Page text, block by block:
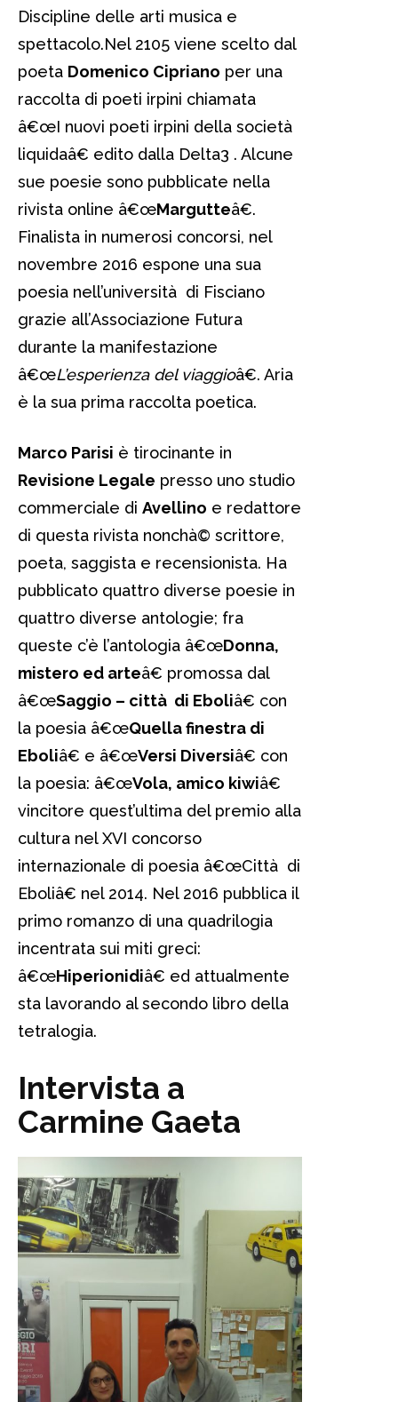
Discipline delle arti musica e
spettacolo.Nel 2105 viene scelto dal
poeta Domenico Cipriano per una
raccolta di poeti irpini chiamata
â€œI nuovi poeti irpini della società
liquidaâ€ edito dalla Delta3 . Alcune
sue poesie sono pubblicate nella
rivista online â€œMargutteâ€.
Finalista in numerosi concorsi, nel
novembre 2016 espone una sua
poesia nell’università di Fisciano
grazie all’Associazione Futura
durante la manifestazione
â€œL’esperienza del viaggioâ€. Aria
è la sua prima raccolta poetica.
Marco Parisi è tirocinante in
Revisione Legale presso uno studio
commerciale di Avellino e redattore
di questa rivista nonchà© scrittore,
poeta, saggista e recensionista. Ha
pubblicato quattro diverse poesie in
quattro diverse antologie; fra
queste c’è l’antologia â€œDonna,
mistero ed arteâ€ promossa dal
â€œSaggio – città di Eboliâ€ con
la poesia â€œQuella finestra di
Eboliâ€ e â€œVersi Diversiâ€ con
la poesia: â€œVola, amico kiwiâ€
vincitore quest’ultima del premio alla
cultura nel XVI concorso
internazionale di poesia â€œCittà di
Eboliâ€ nel 2014. Nel 2016 pubblica il
primo romanzo di una quadrilogia
incentrata sui miti greci:
â€œHiperionidiâ€ ed attualmente
sta lavorando al secondo libro della
tetralogia.
Intervista a
Carmine Gaeta